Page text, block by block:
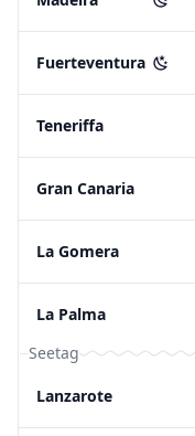
Fuerteventura
Teneriffa
Gran Canaria
La Gomera
La Palma
Seetag
Lanzarote